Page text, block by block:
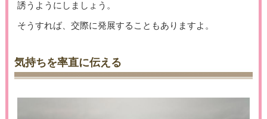
誘うようにしましょう。
そうすれば、交際に発展することもありますよ。
気持ちを率直に伝える